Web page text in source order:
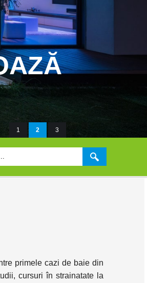
1 2 3
primele cazi de baie din
cursuri în strainatate la